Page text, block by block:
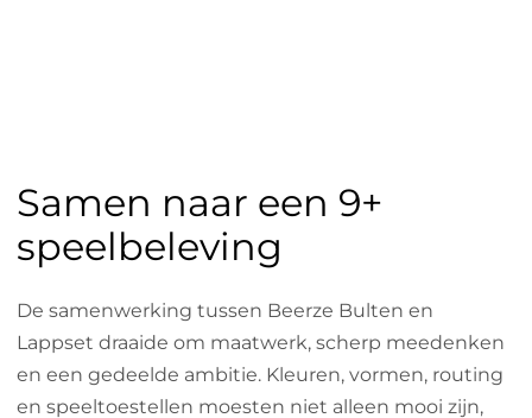
Samen naar een 9+
speelbeleving
De samenwerking tussen Beerze Bulten en
Lappset draaide om maatwerk, scherp meedenken
en een gedeelde ambitie. Kleuren, vormen, routing
en speeltoestellen moesten niet alleen mooi zijn,